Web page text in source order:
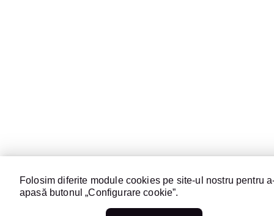
Folosim diferite module cookies pe site-ul nostru pentru
apasă butonul „Configurare cookie”.